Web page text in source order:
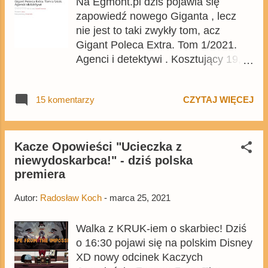
Gąsia Skrzek. Powtórka odcinka
zostanie wyemitowana dziś o 20:00.
To nie koniec emisji serialu,
ponieważ w przyszłym tygodniu
pojawią się cztery kolejne epizody, o
powrót Daisy jak i Ćwierkulesa.
Warto przy okazji wspomnieć, że w
poprzednim tygodniu w USA
wyemitowano ostatni odcinek serialu
. Łącznie serial zamknął się w 3
kiedy po polsku pojawi się pięć...
zapowiedź nowego Giganta , lecz
nie jest to taki zwykły tom, acz
Gigant Poleca Extra. Tom 1/2021.
Agenci i detektywi . Kosztujący 19,99
ujawnione jakiekolwiek szczegóły
momencie powiedzieć co to może
być za wydanie. Biorąc pod uwagę
tytuł oraz cenę jest to
zawierającej komiksy kryminalne, w
historii, albo poświęcony serii KAWA
Lustiges Taschenbuch Enten-Edition
z poprzedniego roku. Na ten
15 komentarzy CZYTAJ WIĘCEJ
Kacze Opowieści "Ucieczka z
niewydoskarbca!" - dziś polska
premiera
Autor: Radosław Koch - marca 25, 2021
Walka z KRUK-iem o skarbiec! Dziś
o 16:30 pojawi się na polskim Disney
XD nowy odcinek Kaczych